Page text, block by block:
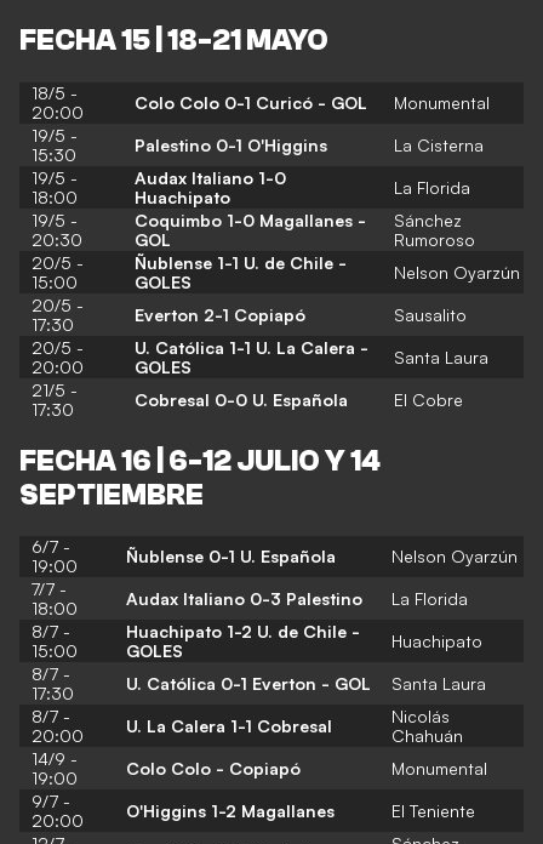
FECHA 15 | 18-21 MAYO
18/5 -
20:00
Colo Colo 0-1 Curicó - GOL
Monumental
19/5 -
15:30
Palestino 0-1 O'Higgins
La Cisterna
19/5 -
18:00
Audax Italiano 1-0
Huachipato
La Florida
19/5 -
20:30
Coquimbo 1-0 Magallanes -
GOL
Sánchez
Rumoroso
20/5 -
15:00
Ñublense 1-1 U. de Chile -
GOLES
Nelson Oyarzún
20/5 -
17:30
Everton 2-1 Copiapó
Sausalito
20/5 -
20:00
U. Católica 1-1 U. La Calera -
GOLES
Santa Laura
21/5 -
17:30
Cobresal 0-0 U. Española El Cobre
FECHA 16 | 6-12 JULIO Y 14
SEPTIEMBRE
6/7 -
19:00
Ñublense 0-1 U. Española
Nelson Oyarzún
7/7 -
18:00
Audax Italiano 0-3 Palestino
La Florida
8/7 -
15:00
Huachipato 1-2 U. de Chile -
GOLES
Huachipato
8/7 -
17:30
U. Católica 0-1 Everton - GOL
Santa Laura
8/7 -
20:00
U. La Calera 1-1 Cobresal
Nicolás
Chahuán
14/9 -
19:00
Colo Colo - Copiapó
Monumental
9/7 -
20:00
O'Higgins 1-2 Magallanes
El Teniente